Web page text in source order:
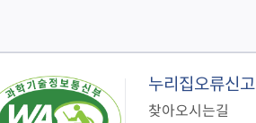
누리집오류신고
찾아오시는길